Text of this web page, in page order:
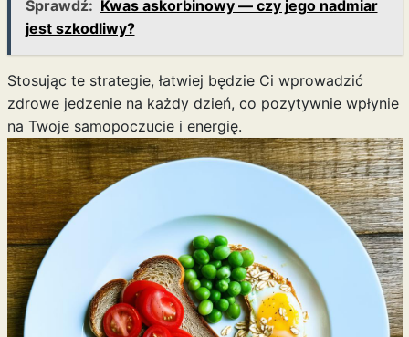
Sprawdź: Kwas askorbinowy — czy jego nadmiar
jest szkodliwy?
Stosując te strategie, łatwiej będzie Ci wprowadzić
zdrowe jedzenie na każdy dzień, co pozytywnie wpłynie
na Twoje samopoczucie i energię.